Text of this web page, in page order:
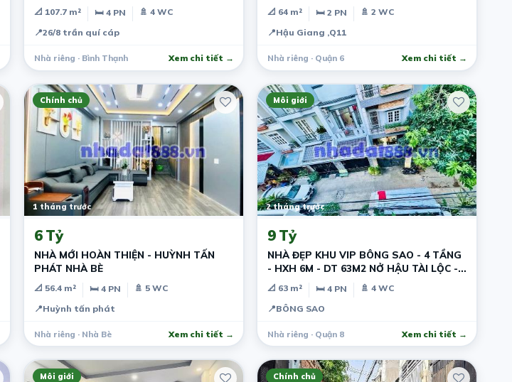
📐 107.7 m² 🛏 4 PN
🚿 4 WC
📍26/8 trần quí cáp
Nhà riêng · Bình Thạnh Xem chi tiết →
📐 64 m² 🛏 2 PN
🚿 2 WC
📍Hậu Giang ,Q11
Nhà riêng · Quận 6 Xem chi tiết →
Chính chủ
1 tháng trước
6 Tỷ
NHÀ MỚI HOÀN THIỆN - HUỲNH TẤN
PHÁT NHÀ BÈ
📐 56.4 m² 🛏 4 PN
🚿 5 WC
📍Huỳnh tấn phát
Nhà riêng · Nhà Bè Xem chi tiết →
Môi giới
2 tháng trước
9 Tỷ
NHÀ ĐẸP KHU VIP BÔNG SAO - 4 TẦNG
- HXH 6M - DT 63M2 NỞ HẬU TÀI LỘC -
HOÀN CÔNG
📐 63 m² 🛏 4 PN
🚿 4 WC
📍BÔNG SAO
Nhà riêng · Quận 8 Xem chi tiết →
Môi giới Chính chủ